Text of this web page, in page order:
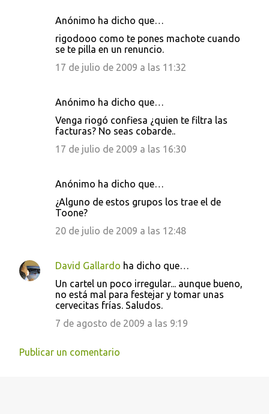
Anónimo ha dicho que…
rigodooo como te pones machote cuando
se te pilla en un renuncio.
17 de julio de 2009 a las 11:32
Anónimo ha dicho que…
Venga riogó confiesa ¿quien te filtra las
facturas? No seas cobarde..
17 de julio de 2009 a las 16:30
Anónimo ha dicho que…
¿Alguno de estos grupos los trae el de
Toone?
20 de julio de 2009 a las 12:48
David Gallardo ha dicho que…
Un cartel un poco irregular... aunque bueno,
no está mal para festejar y tomar unas
cervecitas frías. Saludos.
7 de agosto de 2009 a las 9:19
Publicar un comentario